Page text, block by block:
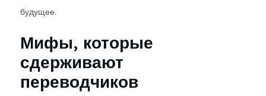
будущее.
Мифы, которые
сдерживают
переводчиков